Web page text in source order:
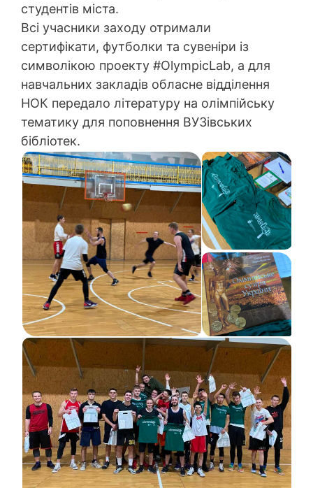
студентів міста.
Всі учасники заходу отримали
сертифікати, футболки та сувеніри із
символікою проекту #OlympicLab, а для
навчальних закладів обласне відділення
НОК передало літературу на олімпійську
тематику для поповнення ВУЗівських
бібліотек.